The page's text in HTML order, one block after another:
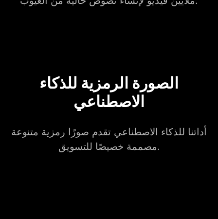
الصورة الرمزية للذكاء
الاصطناعي
أداتنا للذكاء الاصطناعي تقدم صورًا رمزية متنوعة
مصممة خصيصًا للتسويق.